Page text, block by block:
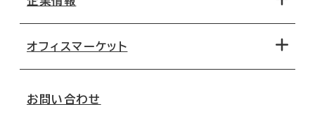
路線・駅から探す
移転コストシミュレーション
移転スケジュール
オフィス移転Q&A
オフィスマーケット
お問い合わせ